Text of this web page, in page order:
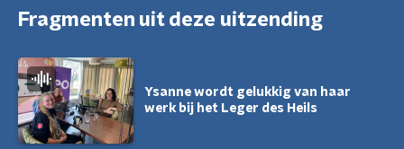
Fragmenten uit deze uitzending
Ysanne wordt gelukkig van haar
werk bij het Leger des Heils